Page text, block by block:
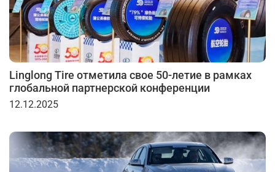
Linglong Tire отметила свое 50-летие в рамках
глобальной партнерской конференции
12.12.2025